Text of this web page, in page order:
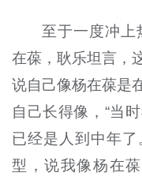
至于一度冲上
在葆，耿乐坦言，
说自己像杨在葆是
自己长得像，“当
已经是人到中年
型，说我像杨在